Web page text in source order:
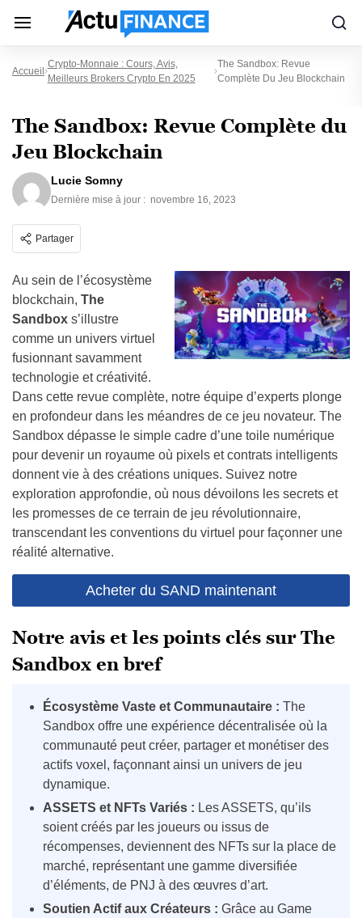
Accueil
Crypto-Monnaie : Cours, Avis,
Meilleurs Brokers Crypto En 2025
The Sandbox: Revue
Complète Du Jeu Blockchain
The Sandbox: Revue Complète du
Jeu Blockchain
Lucie Somny
Dernière mise à jour : novembre 16, 2023
Partager
Au sein de l’écosystème
blockchain, The
Sandbox s’illustre
comme un univers virtuel
fusionnant savamment
technologie et créativité.
Dans cette revue complète, notre équipe d’experts plonge
en profondeur dans les méandres de ce jeu novateur. The
Sandbox dépasse le simple cadre d’une toile numérique
pour devenir un royaume où pixels et contrats intelligents
donnent vie à des créations uniques. Suivez notre
exploration approfondie, où nous dévoilons les secrets et
les promesses de ce terrain de jeu révolutionnaire,
transcendant les conventions du virtuel pour façonner une
réalité alternative.
Acheter du SAND maintenant
Notre avis et les points clés sur The
Sandbox en bref
Écosystème Vaste et Communautaire : The
Sandbox offre une expérience décentralisée où la
communauté peut créer, partager et monétiser des
actifs voxel, façonnant ainsi un univers de jeu
dynamique.
ASSETS et NFTs Variés : Les ASSETS, qu’ils
soient créés par les joueurs ou issus de
récompenses, deviennent des NFTs sur la place de
marché, représentant une gamme diversifiée
d’éléments, de PNJ à des œuvres d’art.
Soutien Actif aux Créateurs : Grâce au Game